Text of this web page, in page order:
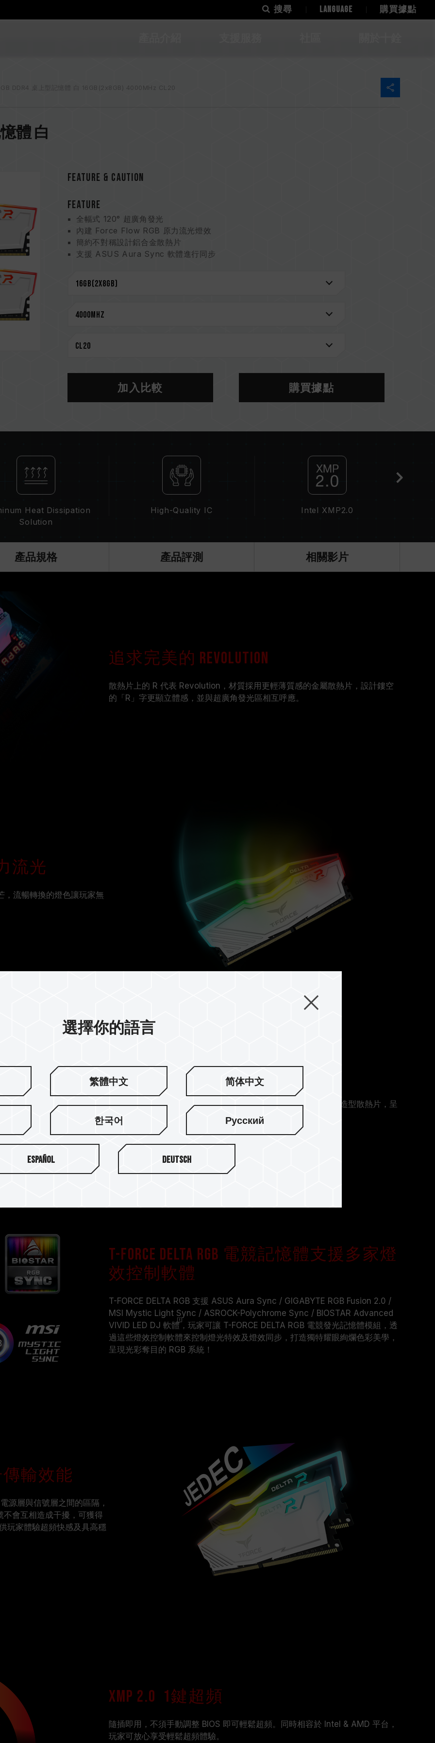
搜尋 LANGUAGE 購買據點
DDR4 桌上型記憶體 白 16GB(2x8GB) 4000MHz CL20
憶體 白
FEATURE & CAUTION
FEATURE
全幅式 120° 超廣角發光
內建 Force Flow RGB 原力流光燈效
簡約不對稱設計鋁合金散熱片
支援 ASUS Aura Sync 軟體進行同步
節能超低工作電壓 1.2V ~ 1.4V
支援 XMP 2.0 一鍵超頻
相容平台完整資訊，可至
測試配對而成。若混合使用不同套裝的記憶體，將可能導致系統不穩定或不開機。
CPU 記憶體控制器(IMC)的體質以及當前使用的主機板 BIOS 版本皆可能會影響記憶體運
DDR4 2133 / 2400 (或更低)。這屬正常現象，並非產品瑕疵。
超頻行為（如啟用 XMP2.0 設定）屬於非 JEDEC 標準規範，可能影響系統穩定性。若因
超頻導致系統不穩定，請回復 BIOS 預設值。
記憶體模組的標示頻率為最高可達頻率，並非所有系統都能達成。
示的超頻頻率。
加入比較 購買據點
Heat Dissipation
Solution
High-Quality IC Intel XMP2.0
產品規格 產品評測 相關影片
追求完美的 Revolution
散熱片上的 R 代表 Revolution，材質採用更輕薄質感的金屬散熱片，設計鏤空
的「R」字更顯立體感，並與超廣角發光區相互呼應。
流光
，流暢轉換的燈色讓玩家無
不對稱的簡約造型
外觀上一體成型的俐落幾何線條設計，構築成簡約而不失活力的造型散熱片，呈
現新藝術運動中工藝與美學完美結合的立體派風格。
T-FORCE DELTA RGB 電競記憶體支援多家燈
效控制軟體
T-FORCE DELTA RGB 支援 ASUS Aura Sync / GIGABYTE RGB Fusion 2.0 /
MSI Mystic Light Sync / ASROCK-Polychrome Sync / BIOSTAR Advanced
VIVID LED DJ 軟體，玩家可讓 T-FORCE DELTA RGB 電競發光記憶體模組，透
過這些燈效控制軟體來控制燈光特效及燈效同步，打造獨特耀眼絢爛色彩美學，
呈現光彩奪目的 RGB 系統！
傳輸效能
源層與信號層之間的區隔，
會互相造成干擾，可獲得
玩家體驗超頻快感及具高穩
XMP 2.0 1鍵超頻
隨插即用，不須手動調整 BIOS 即可輕鬆超頻。同時相容於 Intel & AMD 平台，
玩家可放心享受輕鬆超頻體驗。
選擇你的語言
繁體中文 简体中文
한국어 Русский
Español Deutsch